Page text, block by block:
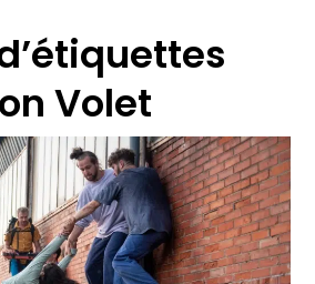
Volet